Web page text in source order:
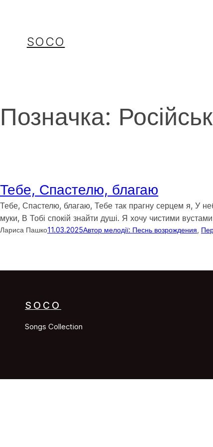
SOCO
Позначка:
Тебе, Спастелю, благаю
Тебе, Спастелю, благаю, Тебе так прагну серцем я, У
муки, В Тобі спокій знайти душі. Я хочу чистими
Лариса Пашко11.03.2025Автор мелодії: Песнь возрождения
SOCO
Songs Collection